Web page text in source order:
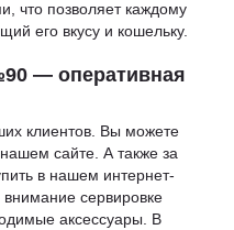
что позволяет каждому
его вкусу и кошельку.
— оперативная
клиентов. Вы можете
сайте. А также за
в нашем интернет-
сервировке
аксессуары. В